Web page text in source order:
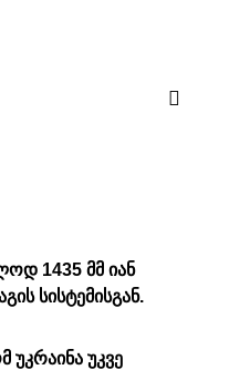
1435 მმ იან
სისტემისგან.
უკრაინა უკვე